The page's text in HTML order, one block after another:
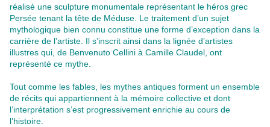
réalisé une sculpture monumentale représentant le héros grec
Persée tenant la tête de Méduse. Le traitement d’un sujet
mythologique bien connu constitue une forme d’exception dans la
carrière de l’artiste. Il s’inscrit ainsi dans la lignée d’artistes
illustres qui, de Benvenuto Cellini à Camille Claudel, ont
représenté ce mythe.
Tout comme les fables, les mythes antiques forment un ensemble
de récits qui appartiennent à la mémoire collective et dont
l’interprétation s’est progressivement enrichie au cours de
l’histoire.